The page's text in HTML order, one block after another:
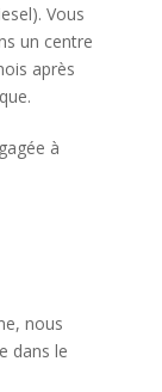
Vous
un centre
après
à
nous
dans le